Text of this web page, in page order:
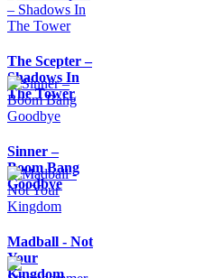
The Scepter –
Shadows In
The Tower
Sinner –
Boom Bang
Goodbye
Madball - Not
Your
Kingdom